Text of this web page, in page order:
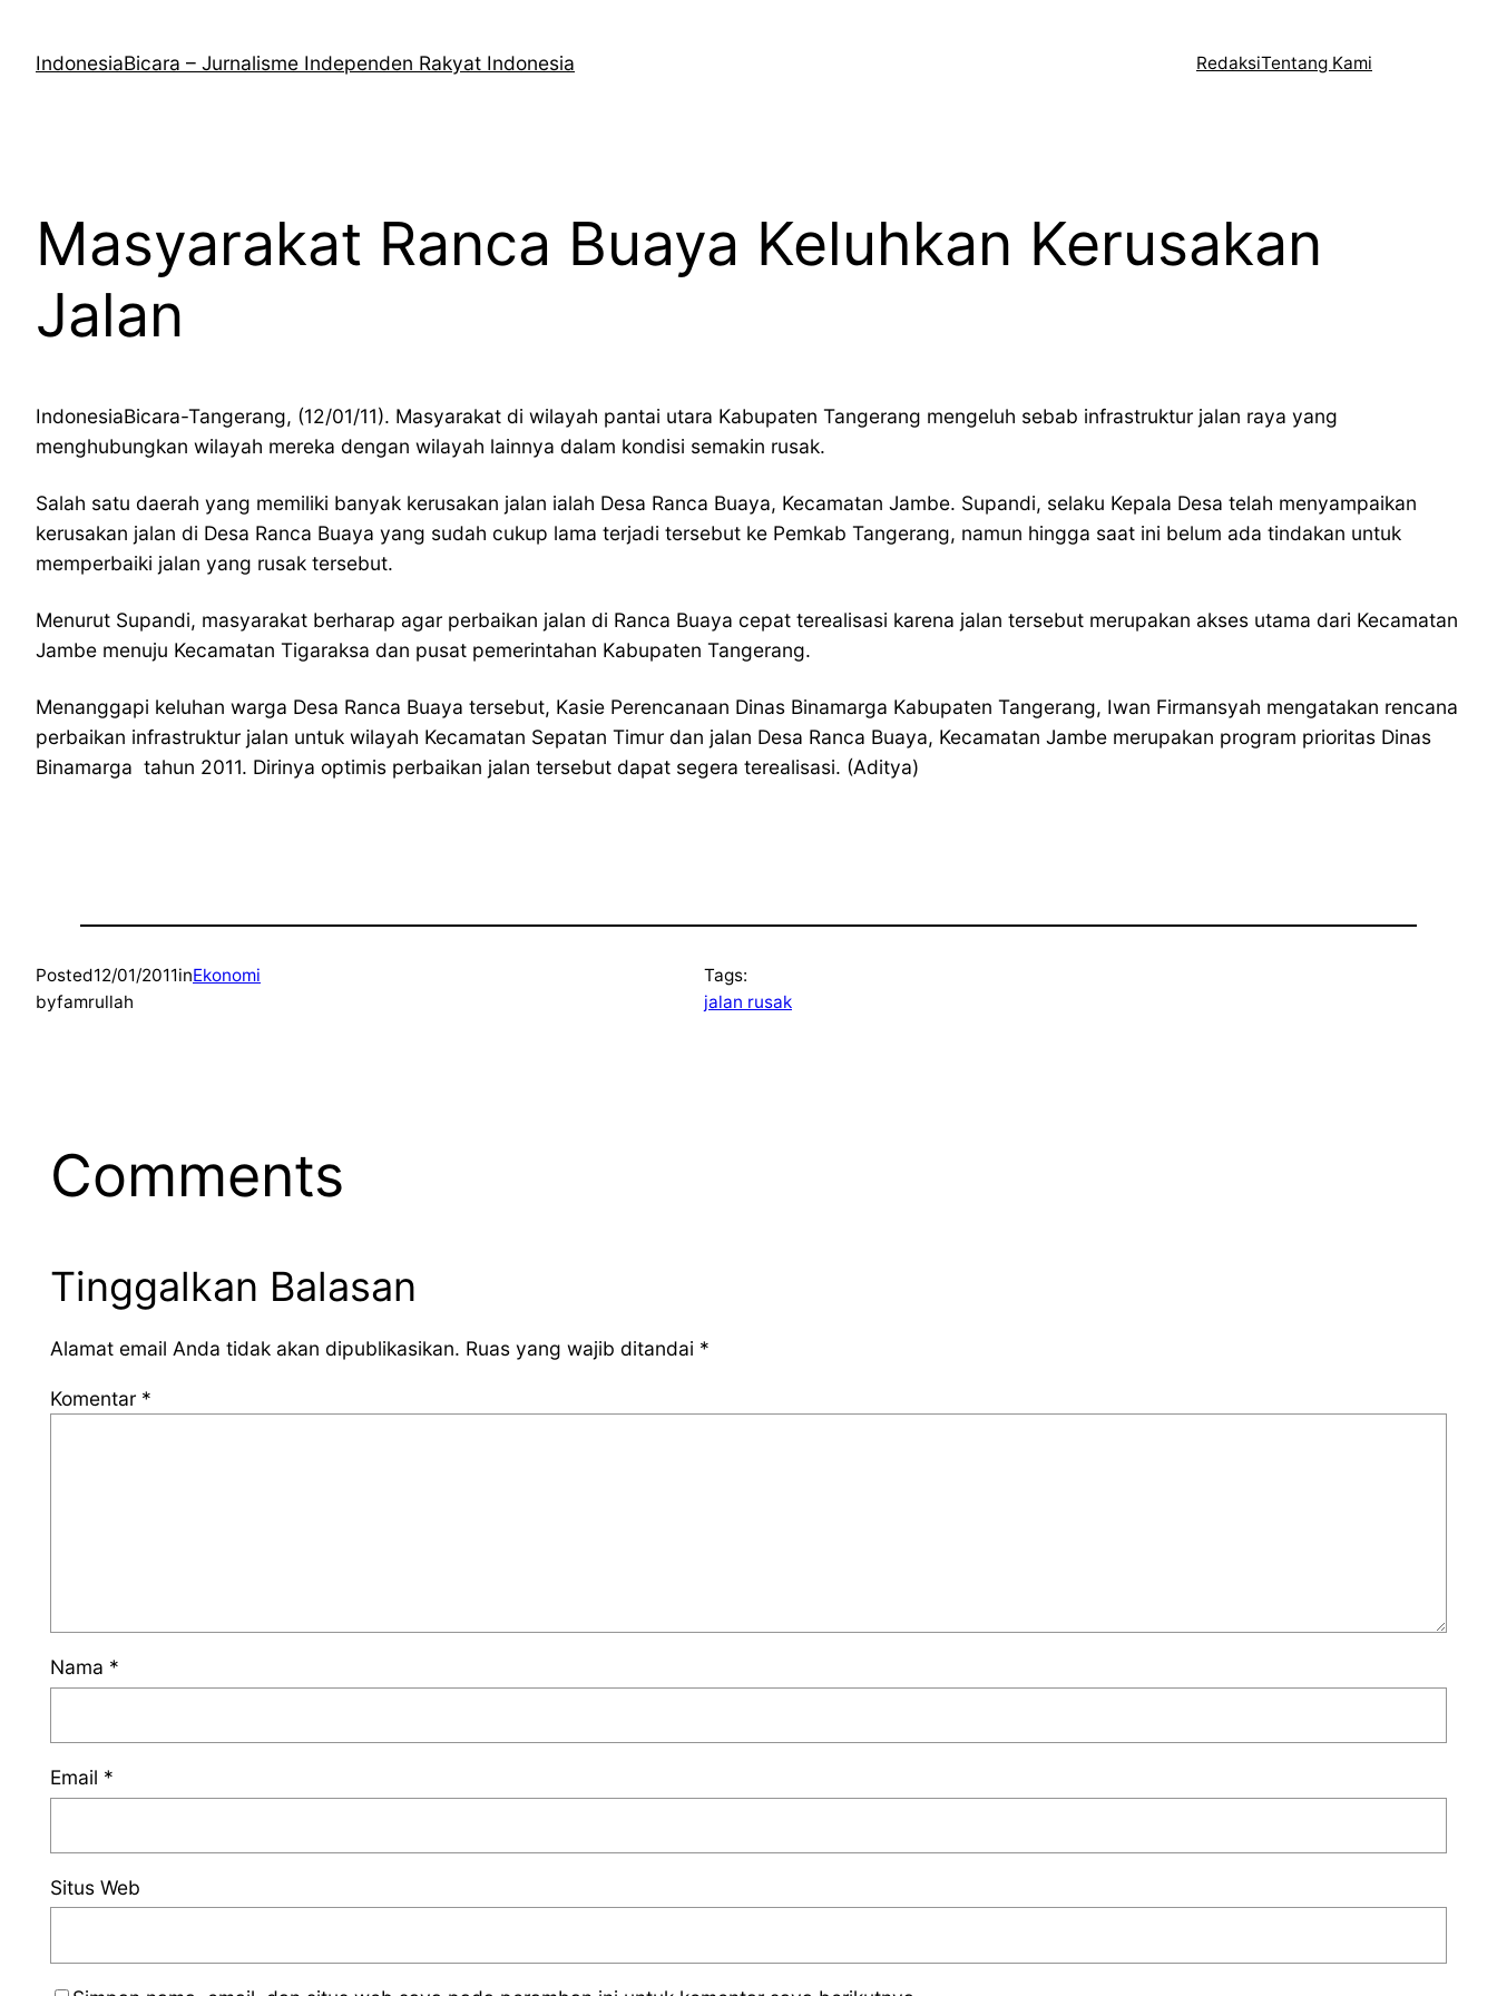
kontenIndonesiaBicara – Jurnalisme Independen Rakyat Indonesia RedaksiTentang Kami
Masyarakat Ranca Buaya Keluhkan Kerusakan
Jalan
IndonesiaBicara-Tangerang, (12/01/11). Masyarakat di wilayah pantai utara Kabupaten Tangerang mengeluh sebab infrastruktur jalan raya yang
menghubungkan wilayah mereka dengan wilayah lainnya dalam kondisi semakin rusak.
Salah satu daerah yang memiliki banyak kerusakan jalan ialah Desa Ranca Buaya, Kecamatan Jambe. Supandi, selaku Kepala Desa telah menyampaikan
kerusakan jalan di Desa Ranca Buaya yang sudah cukup lama terjadi tersebut ke Pemkab Tangerang, namun hingga saat ini belum ada tindakan untuk
memperbaiki jalan yang rusak tersebut.
Menurut Supandi, masyarakat berharap agar perbaikan jalan di Ranca Buaya cepat terealisasi karena jalan tersebut merupakan akses utama dari Kecamatan
Jambe menuju Kecamatan Tigaraksa dan pusat pemerintahan Kabupaten Tangerang.
Menanggapi keluhan warga Desa Ranca Buaya tersebut, Kasie Perencanaan Dinas Binamarga Kabupaten Tangerang, Iwan Firmansyah mengatakan rencana
perbaikan infrastruktur jalan untuk wilayah Kecamatan Sepatan Timur dan jalan Desa Ranca Buaya, Kecamatan Jambe merupakan program prioritas Dinas
Binamarga tahun 2011. Dirinya optimis perbaikan jalan tersebut dapat segera terealisasi. (Aditya)
Posted12/01/2011inEkonomi
byfamrullah
Tags:
jalan rusak
Comments
Tinggalkan Balasan
Alamat email Anda tidak akan dipublikasikan. Ruas yang wajib ditandai *
Komentar *
Nama *
Email *
Situs Web